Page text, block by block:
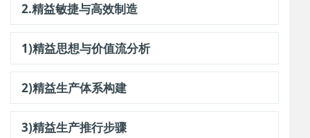
2.精益敏捷与高效制造
1)精益思想与价值流分析
2)精益生产体系构建
3)精益生产推行步骤